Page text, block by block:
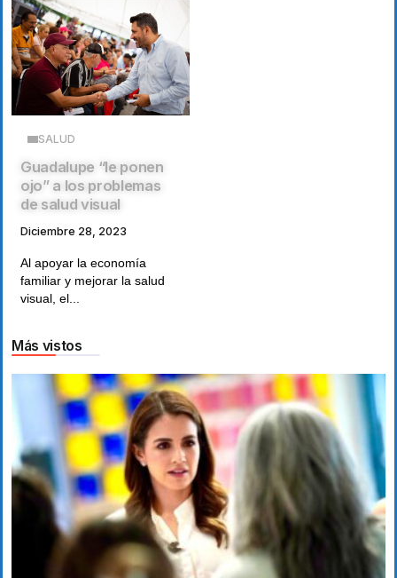
SALUD
Guadalupe “le ponen
ojo” a los problemas
de salud visual
Diciembre 28, 2023
Al apoyar la economía
familiar y mejorar la salud
visual, el...
Más vistos